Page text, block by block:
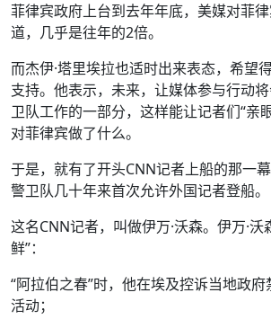
菲律宾政府上台到去年年底，美媒对菲
道，几乎是往年的2倍。
而杰伊·塔里埃拉也适时出来表态，希望
支持。他表示，未来，让媒体参与行动
卫队工作的一部分，这样能让记者们“亲
对菲律宾做了什么。
于是，就有了开头CNN记者上船的那一
警卫队几十年来首次允许外国记者登船。
这名CNN记者，叫做伊万·沃森。伊万·
鲜”：
“阿拉伯之春”时，他在埃及控诉当地政
活动；